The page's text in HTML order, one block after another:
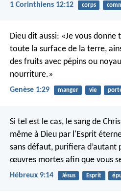
1 Corinthiens 12:12 corps
Dieu dit aussi: «Je vous
toute la surface de la terre,
des fruits avec pépins ou
nourriture.»
Genèse 1:29 manger vie
Si tel est le cas, le sang de
même à Dieu par l'Esprit
sans défaut, purifiera d’autant
œuvres mortes afin que vous
Hébreux 9:14 Jésus Esprit